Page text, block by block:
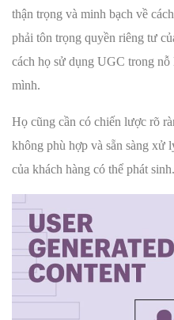
thận trọng và minh bạch về
phải tôn trọng quyền riêng tư
cách họ sử dụng UGC trong
mình.
Họ cũng cần có chiến lược rõ
không phù hợp và sẵn sàng xử
của khách hàng có thể phát sinh.